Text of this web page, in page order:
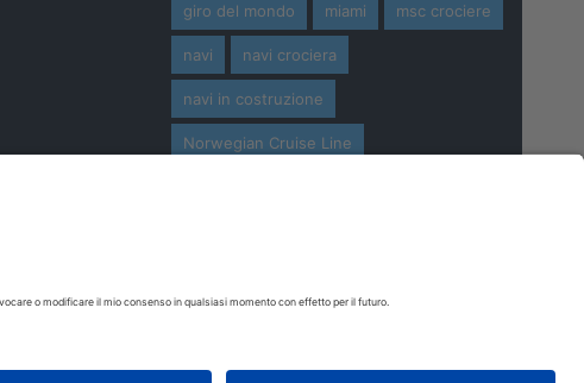
giro del mondo miami msc crociere
navi navi crociera
navi in costruzione
Norwegian Cruise Line